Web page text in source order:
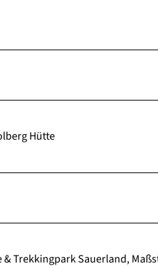
Hütte
Trekkingpark Sauerland,